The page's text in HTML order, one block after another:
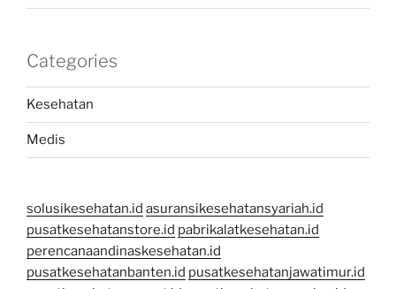
Categories
Kesehatan
Medis
solusikesehatan.id asuransikesehatansyariah.id
pusatkesehatanstore.id pabrikalatkesehatan.id
perencanaandinaskesehatan.id
pusatkesehatanbanten.id pusatkesehatanjawatimur.id